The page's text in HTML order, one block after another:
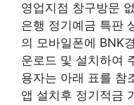
영업지점 창구방문
은행 정기예금 특판
의 모바일폰에 BNK
운로드 및 설치하여
용자는 아래 표를 참
앱 설치후 정기적금